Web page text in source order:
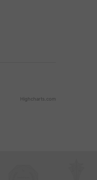
Highcharts.com